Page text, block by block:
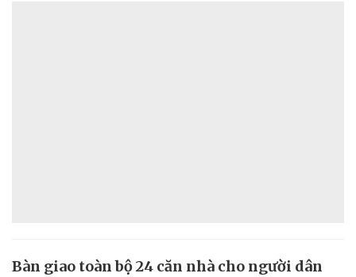
Bàn giao toàn bộ 24 căn nhà cho người dân